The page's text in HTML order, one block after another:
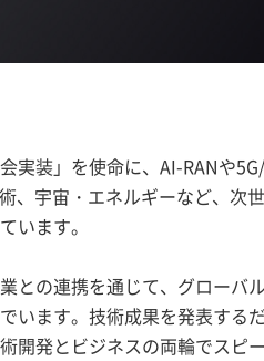
装」を使命に、AI-RANや5G/
、宇宙・エネルギーなど、次
います。
との連携を通じて、グローバ
います。技術成果を発表する
開発とビジネスの両輪でスピ